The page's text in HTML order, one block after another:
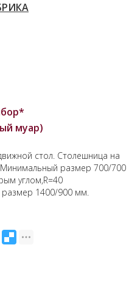
муар)
стол. Столешница на
размер 700/700
углом,R=40
размер 1400/900 мм.